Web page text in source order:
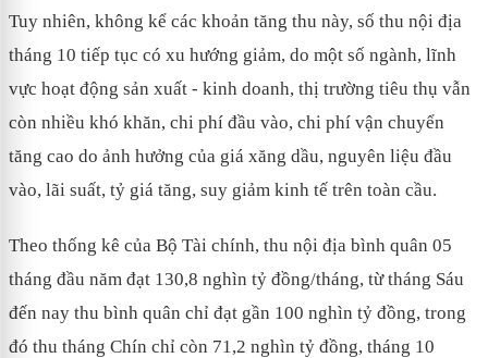
Tuy nhiên, không kể các khoản tăng thu này, số thu nội địa
tháng 10 tiếp tục có xu hướng giảm, do một số ngành, lĩnh
vực hoạt động sản xuất - kinh doanh, thị trường tiêu thụ vẫn
còn nhiều khó khăn, chi phí đầu vào, chi phí vận chuyển
tăng cao do ảnh hưởng của giá xăng dầu, nguyên liệu đầu
vào, lãi suất, tỷ giá tăng, suy giảm kinh tế trên toàn cầu.
Theo thống kê của Bộ Tài chính, thu nội địa bình quân 05
tháng đầu năm đạt 130,8 nghìn tỷ đồng/tháng, từ tháng Sáu
đến nay thu bình quân chỉ đạt gần 100 nghìn tỷ đồng, trong
đó thu tháng Chín chỉ còn 71,2 nghìn tỷ đồng, tháng 10